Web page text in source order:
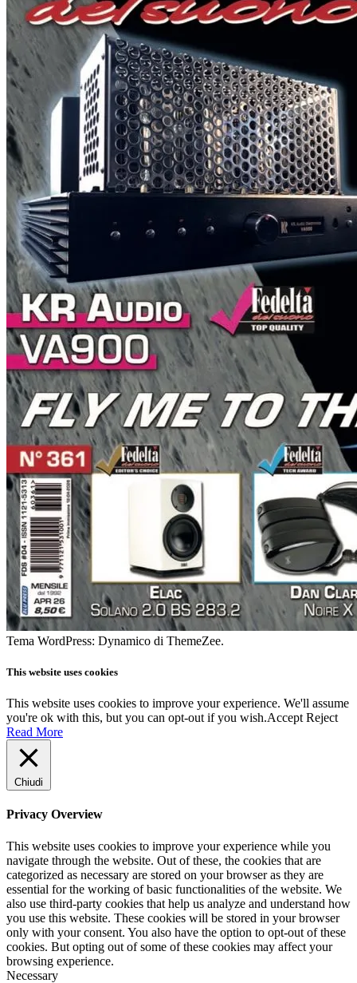
Tema WordPress: Dynamico di ThemeZee.
This website uses cookies
This website uses cookies to improve your experience. We'll assume
you're ok with this, but you can opt-out if you wish.Accept Reject
Read More
Chiudi
Privacy Overview
This website uses cookies to improve your experience while you
navigate through the website. Out of these, the cookies that are
categorized as necessary are stored on your browser as they are
essential for the working of basic functionalities of the website. We
also use third-party cookies that help us analyze and understand how
you use this website. These cookies will be stored in your browser
only with your consent. You also have the option to opt-out of these
cookies. But opting out of some of these cookies may affect your
browsing experience.
Necessary